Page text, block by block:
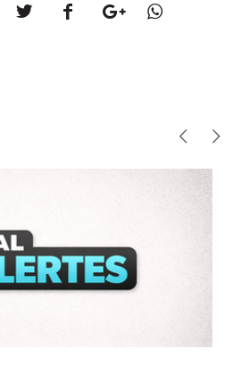
CompartirCompartirCompartirCompartir